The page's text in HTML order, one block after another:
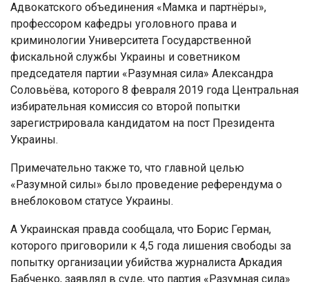
Адвокатского объединения «Мамка и партнёры»,
профессором кафедры уголовного права и
криминологии Университета Государственной
фискальной службы Украины и советником
председателя партии «Разумная сила» Александра
Соловьёва, которого 8 февраля 2019 года Центральная
избирательная комиссия со второй попытки
зарегистрировала кандидатом на пост Президента
Украины.
Примечательно также то, что главной целью
«Разумной силы» было проведение референдума о
внеблоковом статусе Украины.
А Украинская правда сообщала, что Борис Герман,
которого приговорили к 4,5 года лишения свободы за
попытку организации убийства журналиста Аркадия
Бабченко, заявлял в суде, что партия «Разумная сила»